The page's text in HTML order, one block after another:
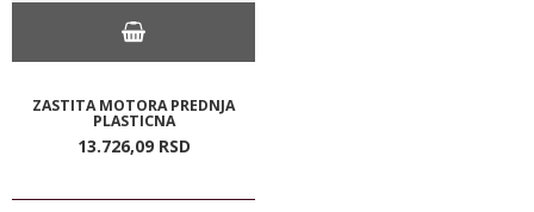
ZASTITA MOTORA PREDNJA
PLASTICNA
13.726,09 RSD